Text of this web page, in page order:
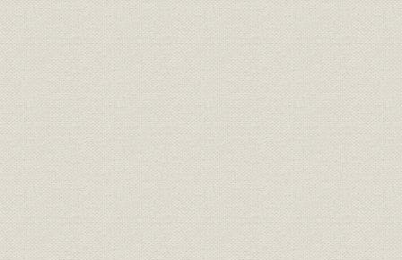
第2節 壊滅と暗黒の時代を超えて
第3節 研究支援に徹する工作部の誕生
第4章 生物科学研究の100年
第1節 理研の生物科学の源流
第2節 梅太郎の死と戦後
第3節 ライフサイエンスの時代へ
〔補遺〕FANTOMプロジェクト 《国際コンソーシアムの成功例》